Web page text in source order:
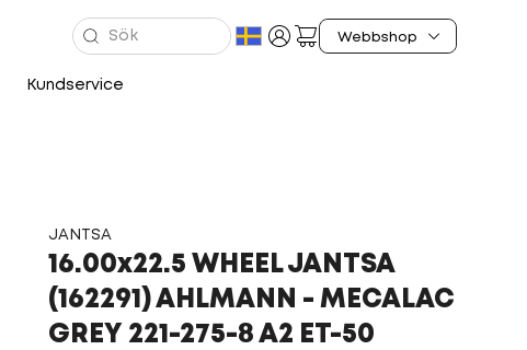
Kundservice
JANTSA
16.00x22.5 WHEEL JANTSA
(162291) AHLMANN - MECALAC
GREY 221-275-8 A2 ET-50